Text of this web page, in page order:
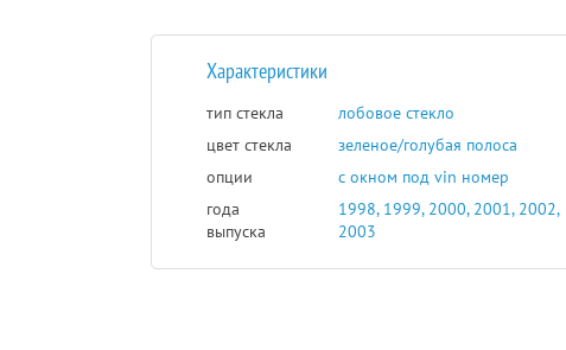
Характеристики
тип стекла
лобовое стекло
цвет стекла
зеленое/голубая полоса
опции
с окном под vin номер
года
выпуска
1998, 1999, 2000, 2001, 2002,
2003